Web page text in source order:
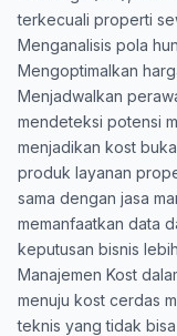
terkecuali properti
Menganalisis pola
Mengoptimalkan
Menjadwalkan
mendeteksi potensi
menjadikan kost
produk layanan
sama dengan jasa
memanfaatkan data
keputusan bisnis
Manajemen Kost
menuju kost cerdas
teknis yang tidak